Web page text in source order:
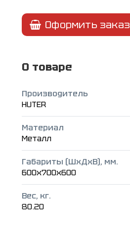
Оформить заказ
О товаре
Производитель
HUTER
Материал
Металл
Габариты (ШxДxВ), мм.
600x700x600
Вес, кг.
80.20